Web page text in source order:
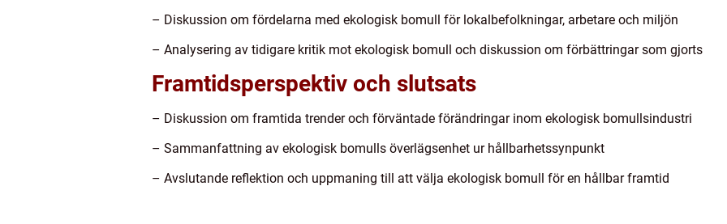
– Diskussion om fördelarna med ekologisk bomull för lokalbefolkningar, arbetare och miljön
– Analysering av tidigare kritik mot ekologisk bomull och diskussion om förbättringar som gjorts
Framtidsperspektiv och slutsats
– Diskussion om framtida trender och förväntade förändringar inom ekologisk bomullsindustri
– Sammanfattning av ekologisk bomulls överlägsenhet ur hållbarhetssynpunkt
– Avslutande reflektion och uppmaning till att välja ekologisk bomull för en hållbar framtid